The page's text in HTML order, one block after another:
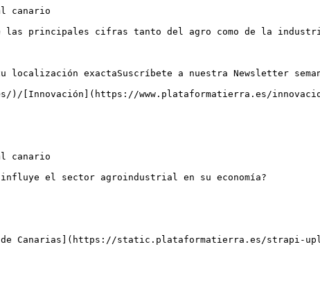
canario
las principales cifras tanto del agro como de la
exactaSuscríbete a nuestra Newsletter
)/[Innovación](https://www.plataformatierra.es/
canario
influye el sector agroindustrial en su economía?
Canarias](https://static.plataformatierra.es/strapi-